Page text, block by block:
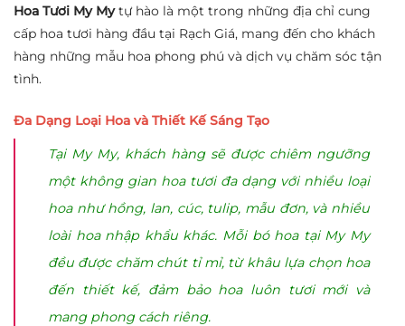
Hoa Tươi My Mytự hào là một trong những địa chỉ cung
cấp hoa tươi hàng đầu tại Rạch Giá, mang đến cho khách
hàng những mẫu hoa phong phú và dịch vụ chăm sóc tận
tình.
Đa Dạng Loại Hoa và Thiết Kế Sáng Tạo
Tại My My, khách hàng sẽ được chiêm ngưỡng
một không gian hoa tươi đa dạng với nhiều loại
hoa như hồng, lan, cúc, tulip, mẫu đơn, và nhiều
loài hoa nhập khẩu khác. Mỗi bó hoa tại My My
đều được chăm chút tỉ mỉ, từ khâu lựa chọn hoa
đến thiết kế, đảm bảo hoa luôn tươi mới và
mang phong cách riêng.